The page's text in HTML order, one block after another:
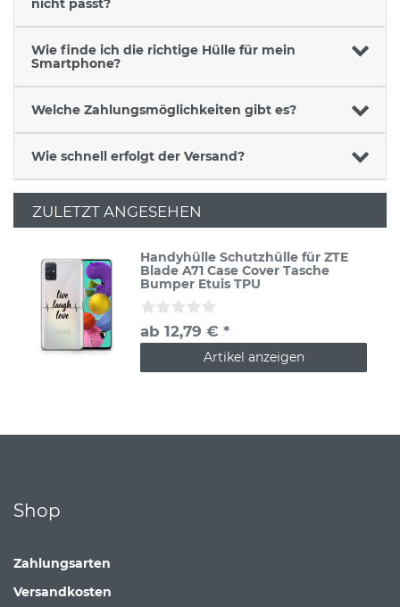
nicht passt?
Wie finde ich die richtige Hülle für mein
Smartphone?
Welche Zahlungsmöglichkeiten gibt es?
Wie schnell erfolgt der Versand?
ZULETZT ANGESEHEN
Handyhülle Schutzhülle für ZTE
Blade A71 Case Cover Tasche
Bumper Etuis TPU
ab 12,79 € *
Artikel anzeigen
Shop
Zahlungsarten
Versandkosten